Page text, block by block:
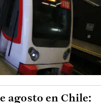
agosto en Chile: